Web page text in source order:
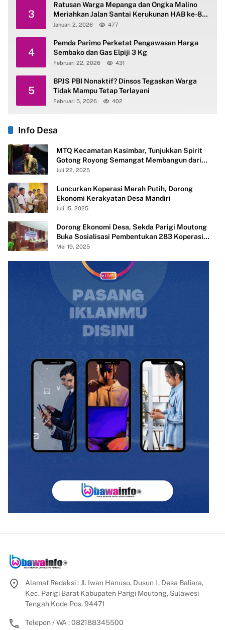
3
Ratusan Warga Mepanga dan Ongka Malino
Meriahkan Jalan Santai Kerukunan HAB ke-80
Kemenag Parimo
Januari 2, 2026 477
4
Pemda Parimo Perketat Pengawasan Harga
Sembako dan Gas Elpiji 3 Kg
Februari 22, 2026 431
5
BPJS PBI Nonaktif? Dinsos Tegaskan Warga
Tidak Mampu Tetap Terlayani
Februari 5, 2026 402
Info Desa
MTQ Kecamatan Kasimbar, Tunjukkan Spirit
Gotong Royong Semangat Membangun dari
Desa
Juli 22, 2025
Luncurkan Koperasi Merah Putih, Dorong
Ekonomi Kerakyatan Desa Mandiri
Juli 15, 2025
Dorong Ekonomi Desa, Sekda Parigi Moutong
Buka Sosialisasi Pembentukan 283 Koperasi
Merah Putih
Mei 19, 2025
Alamat Redaksi : Jl. Iwan Hanusu, Dusun 1, Desa Baliara,
Kec. Parigi Barat Kabupaten Parigi Moutong, Sulawesi
Tengah Kode Pos. 94471
Telepon / WA : 082188345500